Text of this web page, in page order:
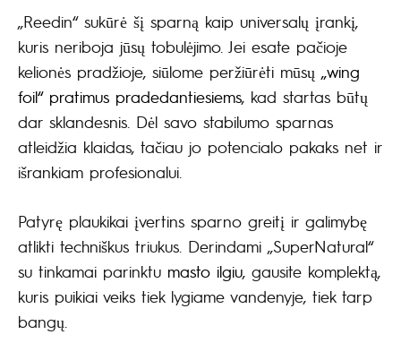
„Reedin“ sukūrė šį sparną kaip universalų įrankį,
kuris neriboja jūsų tobulėjimo. Jei esate pačioje
kelionės pradžioje, siūlome peržiūrėti mūsų „wing
foil“ pratimus pradedantiesiems, kad startas būtų
dar sklandesnis. Dėl savo stabilumo sparnas
atleidžia klaidas, tačiau jo potencialo pakaks net ir
išrankiam profesionalui.
Patyrę plaukikai įvertins sparno greitį ir galimybę
atlikti techniškus triukus. Derindami „SuperNatural“
su tinkamai parinktu masto ilgiu, gausite komplektą,
kuris puikiai veiks tiek lygiame vandenyje, tiek tarp
bangų.